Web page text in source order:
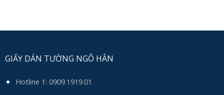
GIẤY DÁN TƯỜNG NGÔ HÂN
Hotline 1: 0909.1919.01